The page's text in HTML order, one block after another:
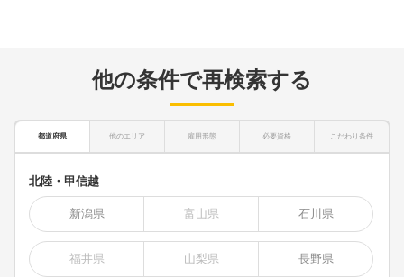
他の条件で再検索する
都道府県 他のエリア 雇用形態 必要資格 こだわり条件
北陸・甲信越
新潟県 富山県 石川県
福井県 山梨県 長野県